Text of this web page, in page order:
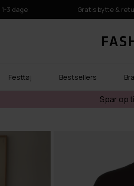
3 dage Gratis bytte &
Festtøj Bestsellers
Spar op